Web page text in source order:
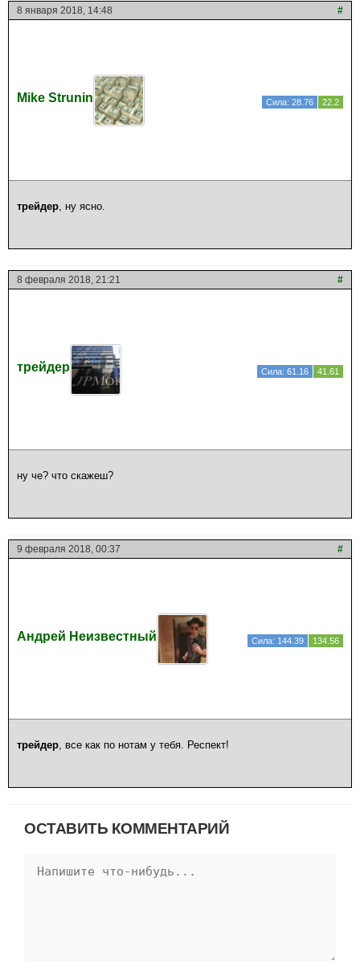
8 января 2018, 14:48 #
Mike Strunin Сила: 28.76 22.2
трейдер, ну ясно.
8 февраля 2018, 21:21 #
трейдер Сила: 61.16 41.61
ну че? что скажеш?
9 февраля 2018, 00:37 #
Андрей Неизвестный Сила: 144.39 134.56
трейдер, все как по нотам у тебя. Респект!
ОСТАВИТЬ КОММЕНТАРИЙ